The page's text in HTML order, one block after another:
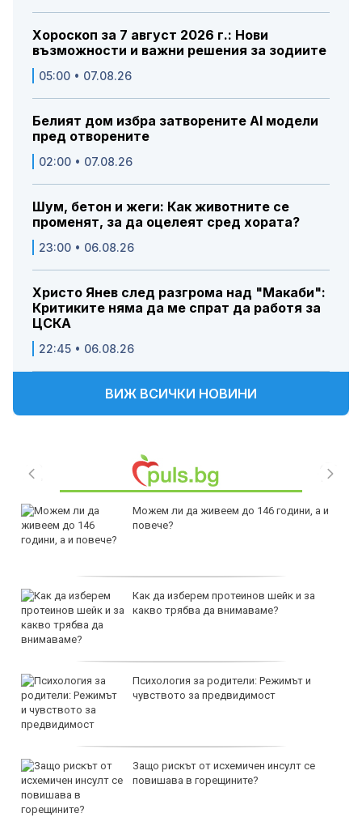
Хороскоп за 7 август 2026 г.: Нови
възможности и важни решения за зодиите
05:00 • 07.08.26
Белият дом избра затворените AI модели
пред отворените
02:00 • 07.08.26
Шум, бетон и жеги: Как животните се
променят, за да оцелеят сред хората?
23:00 • 06.08.26
Христо Янев след разгрома над "Макаби":
Критиките няма да ме спрат да работя за
ЦСКА
22:45 • 06.08.26
ВИЖ ВСИЧКИ НОВИНИ
Можем ли да живеем до 146 години, а и
повече?
Как да изберем протеинов шейк и за
какво трябва да внимаваме?
Психология за родители: Режимът и
чувството за предвидимост
Защо рискът от исхемичен инсулт се
повишава в горещините?